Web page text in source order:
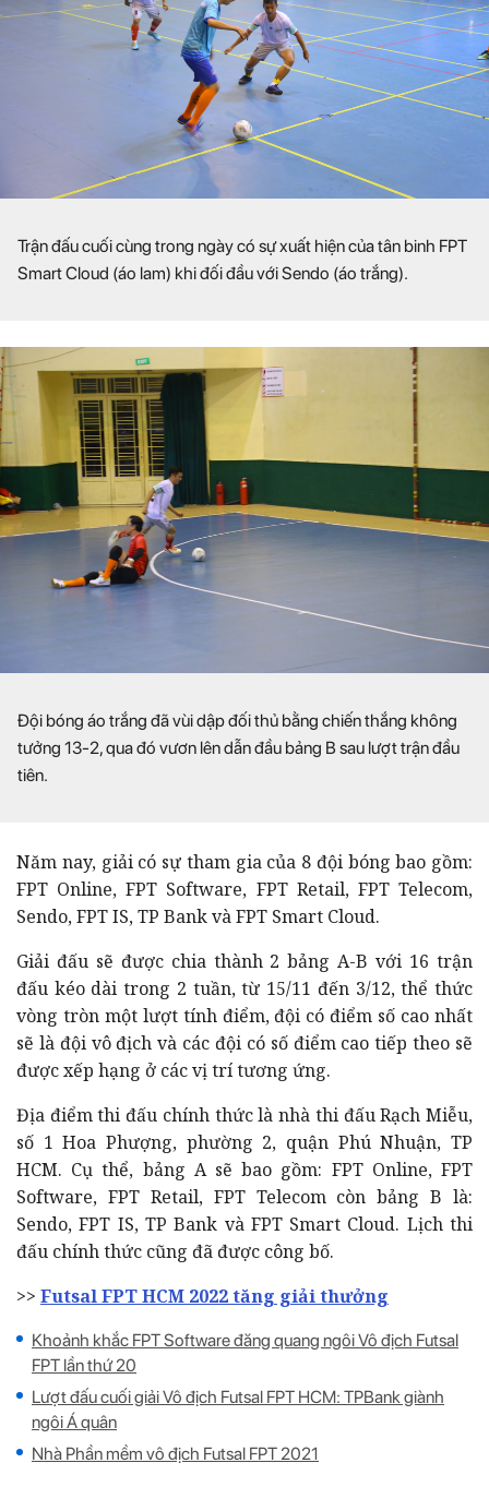
Trận đấu cuối cùng trong ngày có sự xuất hiện của tân binh FPT
Smart Cloud (áo lam) khi đối đầu với Sendo (áo trắng).
Đội bóng áo trắng đã vùi dập đối thủ bằng chiến thắng không
tưởng 13-2, qua đó vươn lên dẫn đầu bảng B sau lượt trận đầu
tiên.
Năm nay, giải có sự tham gia của 8 đội bóng bao gồm:
FPT Online, FPT Software, FPT Retail, FPT Telecom,
Sendo, FPT IS, TP Bank và FPT Smart Cloud.
Giải đấu sẽ được chia thành 2 bảng A-B với 16 trận
đấu kéo dài trong 2 tuần, từ 15/11 đến 3/12, thể thức
vòng tròn một lượt tính điểm, đội có điểm số cao nhất
sẽ là đội vô địch và các đội có số điểm cao tiếp theo sẽ
được xếp hạng ở các vị trí tương ứng.
Địa điểm thi đấu chính thức là nhà thi đấu Rạch Miễu,
số 1 Hoa Phượng, phường 2, quận Phú Nhuận, TP
HCM. Cụ thể, bảng A sẽ bao gồm: FPT Online, FPT
Software, FPT Retail, FPT Telecom còn bảng B là:
Sendo, FPT IS, TP Bank và FPT Smart Cloud. Lịch thi
đấu chính thức cũng đã được công bố.
>> Futsal FPT HCM 2022 tăng giải thưởng
Khoảnh khắc FPT Software đăng quang ngôi Vô địch Futsal
FPT lần thứ 20
Lượt đấu cuối giải Vô địch Futsal FPT HCM: TPBank giành
ngôi Á quân
Nhà Phần mềm vô địch Futsal FPT 2021